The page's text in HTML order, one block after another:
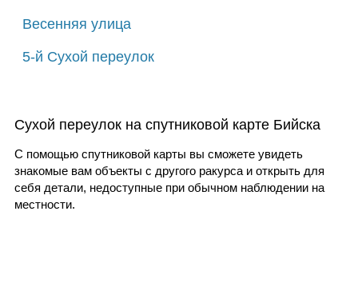
Весенняя улица
5-й Сухой переулок
Сухой переулок на спутниковой карте Бийска
С помощью спутниковой карты вы сможете увидеть
знакомые вам объекты с другого ракурса и открыть для
себя детали, недоступные при обычном наблюдении на
местности.